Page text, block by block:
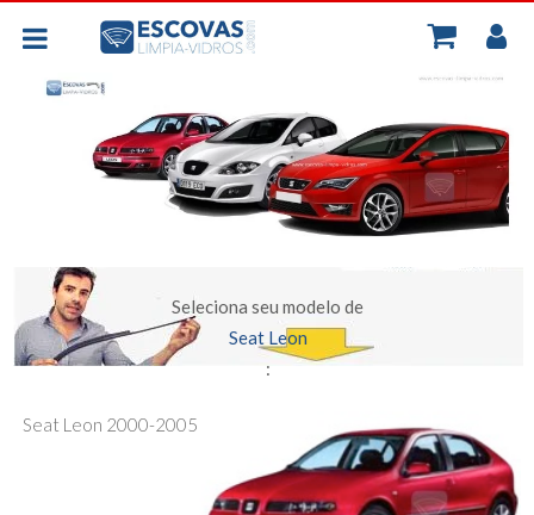
BORRACHAS UNIVERSAIS
PLANAS - FLEXIVEIS
Seleciona seu modelo de
Seat Leon
:
Seat Leon 2000-2005